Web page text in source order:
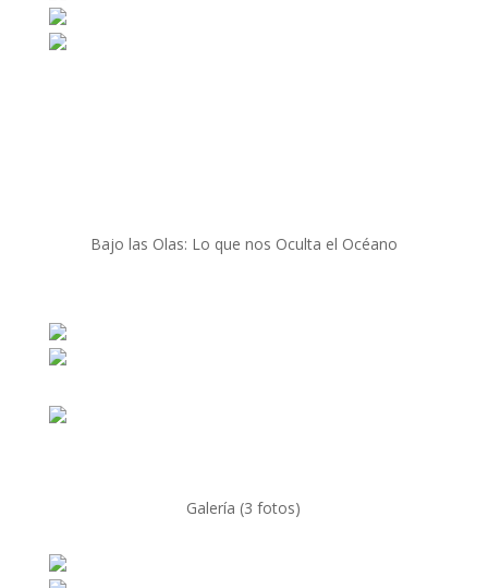
Bajo las Olas: Lo que nos Oculta el Océano
Galería (3 fotos)